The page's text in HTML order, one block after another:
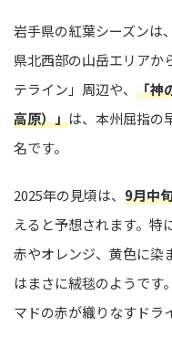
岩手県の紅葉シーズンは
県北西部の山岳エリアか
テライン」周辺や、 「神
高原）」は、本州屈指の
名です。
2025年の見頃は、 9月中
えると予想されます。特
赤やオレンジ、黄色に染
はまさに絨毯のようです
マドの赤が織りなすドラ